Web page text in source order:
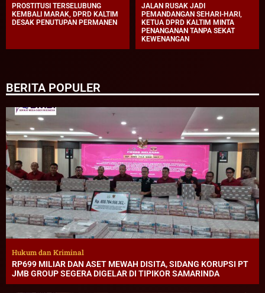
PROSTITUSI TERSELUBUNG
KEMBALI MARAK, DPRD KALTIM
DESAK PENUTUPAN PERMANEN
JALAN RUSAK JADI
PEMANDANGAN SEHARI-HARI,
KETUA DPRD KALTIM MINTA
PENANGANAN TANPA SEKAT
KEWENANGAN
BERITA POPULER
Hukum dan Kriminal
RP699 MILIAR DAN ASET MEWAH DISITA, SIDANG KORUPSI PT
JMB GROUP SEGERA DIGELAR DI TIPIKOR SAMARINDA